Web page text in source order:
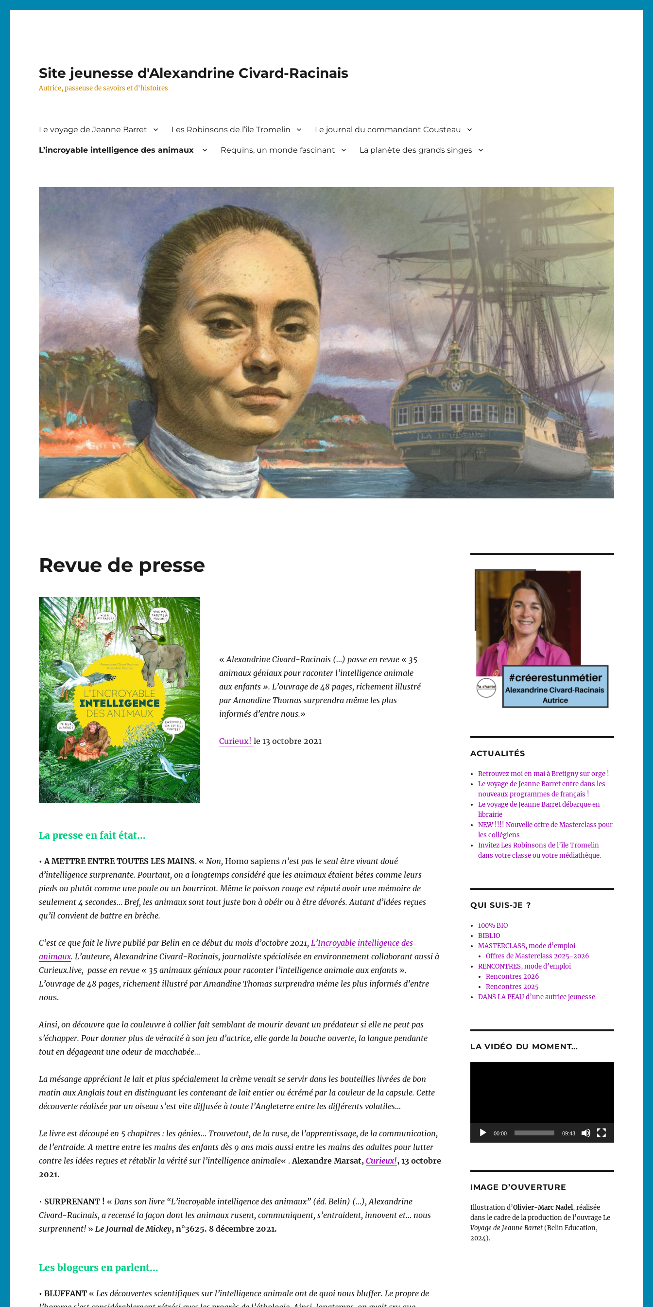
Site jeunesse d'Alexandrine Civard-Racinais
Autrice, passeuse de savoirs et d'histoires
Le voyage de Jeanne Barret Les Robinsons de l’île Tromelin Le journal du commandant Cousteau
L’incroyable intelligence des animaux Requins, un monde fascinant La planète des grands singes
Revue de presse
«Alexandrine Civard-Racinais (…) passe en revue « 35
animaux géniaux pour raconter l’intelligence animale
aux enfants ». L’ouvrage de 48 pages, richement illustré
par Amandine Thomas surprendra même les plus
informés d’entre nous.»
Curieux!le 13 octobre 2021
La presse en fait état…
• A METTRE ENTRE TOUTES LES MAINS. «Non,Homo sapiens n’est pas le seul être vivant doué
d’intelligence surprenante. Pourtant, on a longtemps considéré que les animaux étaient bêtes comme leurs
pieds ou plutôt comme une poule ou un bourricot. Même le poisson rouge est réputé avoir une mémoire de
seulement 4 secondes… Bref, les animaux sont tout juste bon à obéir ou à être dévorés. Autant d’idées reçues
qu’il convient de battre en brèche.
C’est ce que fait le livre publié par Belin en ce début du mois d’octobre 2021,L’Incroyable intelligence des
animaux. L’auteure, Alexandrine Civard-Racinais, journaliste spécialisée en environnement collaborant aussi à
Curieux.live, passe en revue « 35 animaux géniaux pour raconter l’intelligence animale aux enfants ».
L’ouvrage de 48 pages, richement illustré par Amandine Thomas surprendra même les plus informés d’entre
nous.
Ainsi, on découvre que la couleuvre à collier fait semblant de mourir devant un prédateur si elle ne peut pas
s’échapper. Pour donner plus de véracité à son jeu d’actrice, elle garde la bouche ouverte, la langue pendante
tout en dégageant une odeur de macchabée…
La mésange appréciant le lait et plus spécialement la crème venait se servir dans les bouteilles livrées de bon
matin aux Anglais tout en distinguant les contenant de lait entier ou écrémé par la couleur de la capsule. Cette
découverte réalisée par un oiseau s’est vite diffusée à toute l’Angleterre entre les différents volatiles…
Le livre est découpé en 5 chapitres : les génies… Trouvetout, de la ruse, de l’apprentissage, de la communication,
de l’entraide. A mettre entre les mains des enfants dès 9 ans mais aussi entre les mains des adultes pour lutter
contre les idées reçues et rétablir la vérité sur l’intelligence animale« .Alexandre Marsat,Curieux!, 13 octobre
2021.
• SURPRENANT ! «Dans son livre “L’incroyable intelligence des animaux” (éd. Belin) (…), Alexandrine
Civard-Racinais, a recensé la façon dont les animaux rusent, communiquent, s’entraident, innovent et… nous
surprennent! »Le Journal de Mickey, n°3625. 8 décembre 2021.
Les blogeurs en parlent…
• BLUFFANT «Les découvertes scientifiques sur l’intelligence animale ont de quoi nous bluffer. Le propre de
ACTUALITÉS
Retrouvez moi en mai à Bretigny sur orge !
Le voyage de Jeanne Barret entre dans les
nouveaux programmes de français !
Le voyage de Jeanne Barret débarque en
librairie
NEW !!!! Nouvelle offre de Masterclass pour
les collégiens
Invitez Les Robinsons de l’île Tromelin
dans votre classe ou votre médiathèque.
QUI SUIS-JE ?
100% BIO
BIBLIO
MASTERCLASS, mode d’emploi
Offres de Masterclass 2025-2026
RENCONTRES, mode d’emploi
Rencontres 2026
Rencontres 2025
DANS LA PEAU d’une autrice jeunesse
LA VIDÉO DU MOMENT…
00:00 09:43
IMAGE D’OUVERTURE
Illustration d’Olivier-Marc Nadel, réalisée
dans le cadre de la production de l’ouvrage Le
Voyage de Jeanne Barret(Belin Education,
2024).